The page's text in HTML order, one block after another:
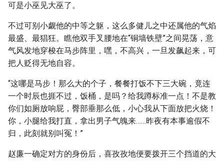
可是小巫见大巫了。
不过可别小觑他的中等之躯，这么多健儿之中还属他的气焰
最盛、最猖狂。瞧他双手叉腰地在“铜墙铁壁”之间晃荡，意
气风发地穿梭在马步阵里，嘿，不高兴，一旦发飙起来，可
把人贬得无地自容。
“这哪是马步！那么大的个子，餐餐打饭不下三大碗，竟连
一个时辰也捱不过，饭桶，是吗？给我蹲标准一点！不是教
你们如厕放响屁，臀部垂那么低，小心我从下面放把火烧！
你，小腿给我打直，拿出男子气魄来……昨夜有本事逾假不
归，此刻就别叫冤！”
赵廉一确定对方的身份后，喜孜孜地便要拨开三个挡道的大